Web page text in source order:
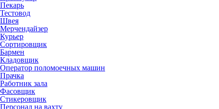
Пекарь
Тестовод
Швея
Мерчендайзер
Курьер
Сортировщик
Бармен
Кладовщик
Оператор поломоечных машин
Прачка
Работник зала
Фасовщик
Стикеровщик
Персонал на вахту